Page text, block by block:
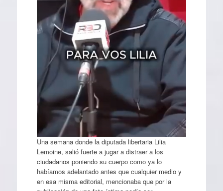
Una semana donde la diputada libertaria Lilia
Lemoine, salió fuerte a jugar a distraer a los
ciudadanos poniendo su cuerpo como ya lo
habíamos adelantado antes que cualquier medio y
en esa misma editorial, mencionaba que por la